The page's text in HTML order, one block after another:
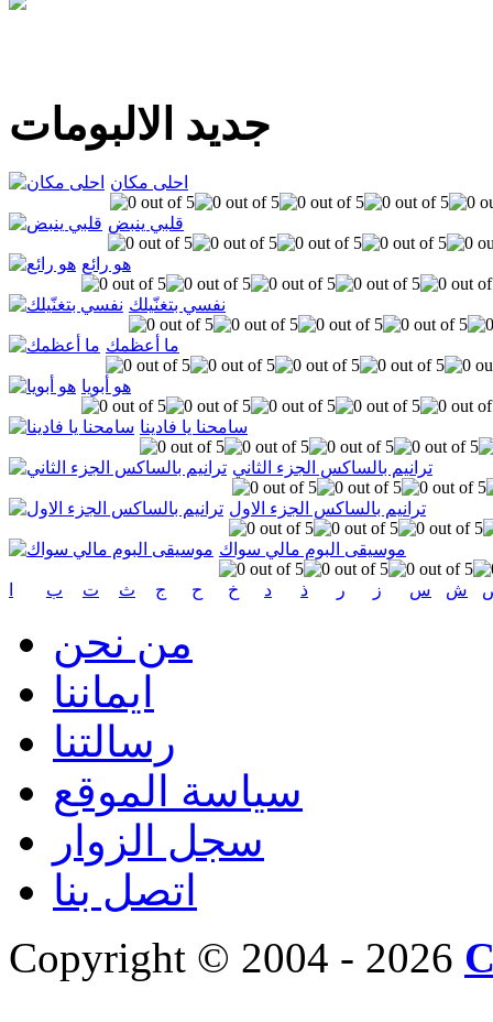
جديد الالبومات
احلى مكان
قلبي ينبض
هو رائع
نفسي بتغنّيلك
ما أعظمك
هو أبويا
سامحنا يا فادينا
ترانيم بالساكس الجزء الثاني
ترانيم بالساكس الجزء الاول
موسيقى البوم مالي سواك
ب ت ث ج ح خ د ذ ر ز س ش
من نحن
ايماننا
رسالتنا
سياسة الموقع
سجل الزوار
اتصل بنا
Copyright © 2004 - 2026